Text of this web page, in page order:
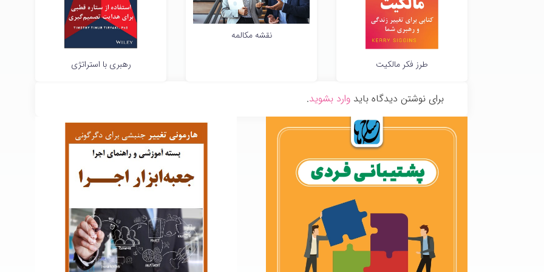
طرز فکر مالکیت
نقشه مکالمه
رهبری با استراتژی
برای نوشتن دیدگاه باید وارد بشوید.